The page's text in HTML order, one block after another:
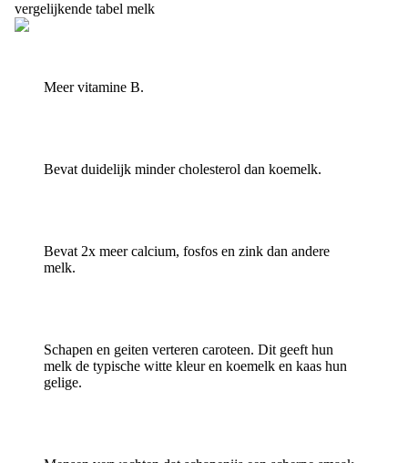
vergelijkende tabel melk
Meer vitamine B.
Bevat duidelijk minder cholesterol dan koemelk.
Bevat 2x meer calcium, fosfos en zink dan andere
melk.
Schapen en geiten verteren caroteen. Dit geeft hun
melk de typische witte kleur en koemelk en kaas hun
gelige.